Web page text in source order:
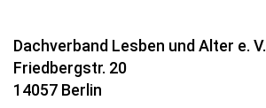
Dachverband Lesben und Alter e. V.
Friedbergstr. 20
14057 Berlin